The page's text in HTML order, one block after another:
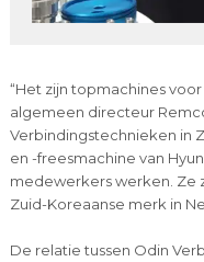
“Het zijn topmachines
algemeen directeur
Verbindingstechnieken in
en -freesmachine van
medewerkers werken. Ze
Zuid-Koreaanse merk in
De relatie tussen Odin